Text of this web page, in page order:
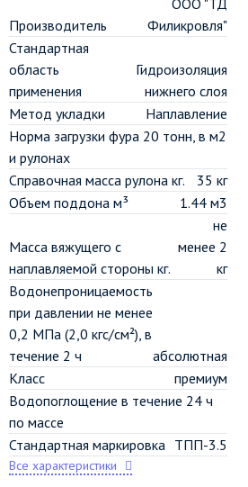
Производитель
ООО "ТД
Филикровля"
Стандартная
область
применения
Гидроизоляция
нижнего слоя
Метод укладки
Наплавление
Норма загрузки фура 20 тонн, в м2
и рулонах
Справочная масса рулона кг.
35 кг
Объем поддона м³
1.44 м3
Масса вяжущего с
наплавляемой стороны кг.
не
менее 2
кг
Водонепроницаемость
при давлении не менее
0,2 МПа (2,0 кгс/см²), в
течение 2 ч
абсолютная
Класс
премиум
Водопоглощение в течение 24 ч
по массе
Стандартная маркировка ТПП-3.5
Все характеристики